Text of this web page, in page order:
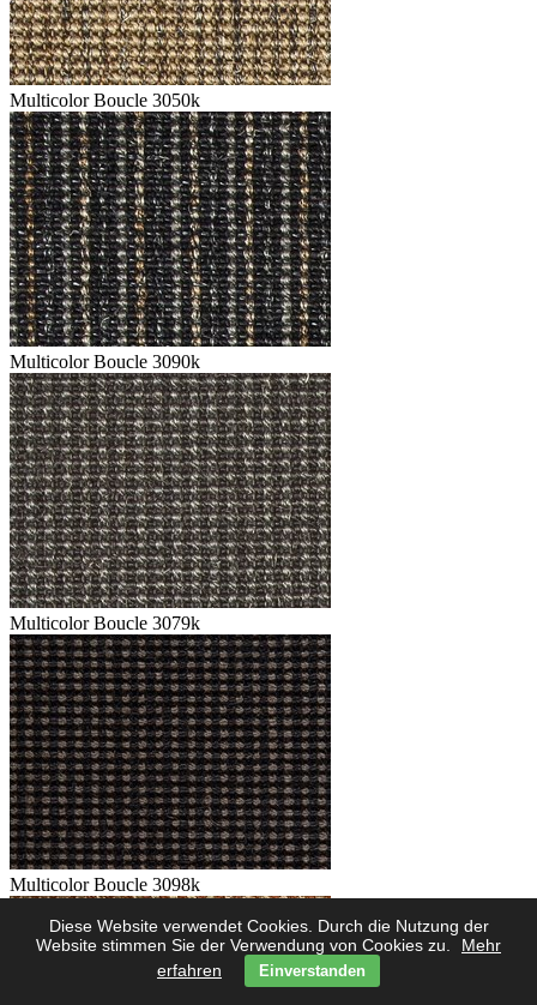
Diese Website verwendet Cookies. Durch die Nutzung der
Website stimmen Sie der Verwendung von Cookies zu.
Mehr
erfahren
Einverstanden
Multicolor Boucle 3050k
Multicolor Boucle 3090k
Multicolor Boucle 3079k
Multicolor Boucle 3098k